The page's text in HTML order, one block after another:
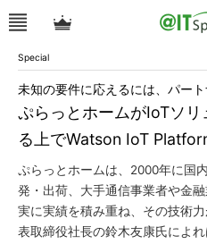
Special
ぷらっとホームがIoTソ
る上でWatson IoT
未知の要件に応えるには、パー
ぷらっとホームは、2000年に国
発・出荷、大手通信事業者や金
実に実績を積み重ね、その技術
表取締役社長の鈴木友康氏によ